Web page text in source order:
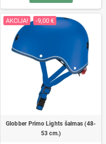
AKCIJA! -9,00 €
Globber Primo Lights šalmas (48-
53 cm.)